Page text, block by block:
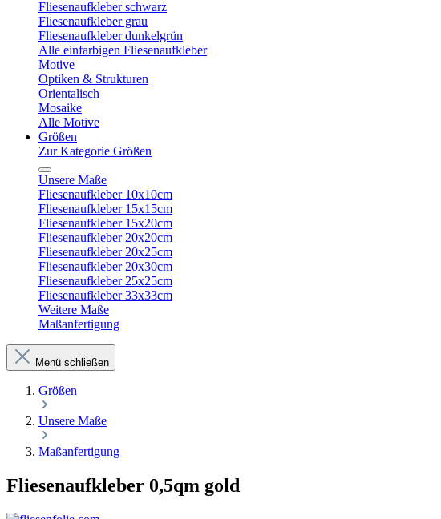
Fliesenaufkleber schwarz
Fliesenaufkleber grau
Fliesenaufkleber dunkelgrün
Alle einfarbigen Fliesenaufkleber
Motive
Optiken & Strukturen
Orientalisch
Mosaike
Alle Motive
Größen
Zur Kategorie Größen
Unsere Maße
Fliesenaufkleber 10x10cm
Fliesenaufkleber 15x15cm
Fliesenaufkleber 15x20cm
Fliesenaufkleber 20x20cm
Fliesenaufkleber 20x25cm
Fliesenaufkleber 20x30cm
Fliesenaufkleber 25x25cm
Fliesenaufkleber 33x33cm
Weitere Maße
Maßanfertigung
Menü schließen
Größen
Unsere Maße
Maßanfertigung
Fliesenaufkleber 0,5qm gold